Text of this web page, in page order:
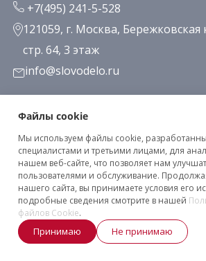
+7(495) 241-5-528
121059, г. Москва, Бережковская
стр. 64, 3 этаж
info@slovodelo.ru
Заказать звонок
Подписаться на рассылку
Клиентское соглашение
Политика конфиденциальности
2026 © «Словодело». Все права
Файлы cookie
Мы используем файлы cookie,
специалистами и третьими лицами, для
нашем веб-сайте, что позволяет нам
пользователями и обслуживание.
нашего сайта, вы принимаете условия его
подробные сведения смотрите в нашей
файлов Cookie.
Принимаю Не принимаю